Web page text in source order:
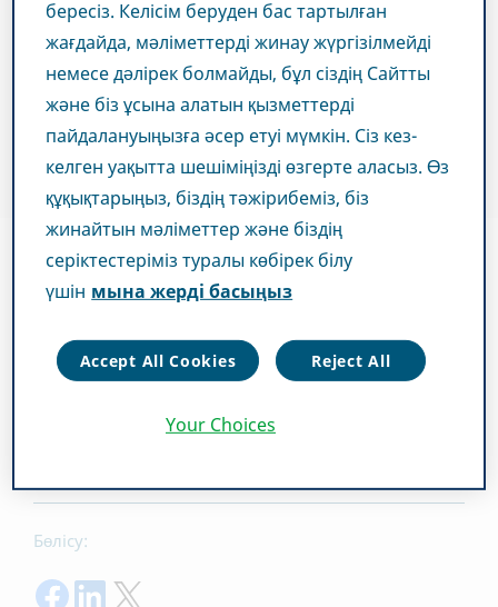
Teva компаниясы қауымдастықтардың, яғни біз өмір
дүниежүзіндегі адамдардың денсаулығын
жақсартуға қатысты мақсатымызды ұстанатын
қауымдастықтардың жалпы саулығын арттыруға
Бөлісу:
Share on Facebook
Share on LinkedIn
бересіз. Келісім беруден бас тартылған
жағдайда, мәліметтерді жинау жүргізілмейді
немесе дәлірек болмайды, бұл сіздің Сайтты
және біз ұсына алатын қызметтерді
пайдалануыңызға әсер етуі мүмкін. Сіз кез-
келген уақытта шешіміңізді өзгерте аласыз. Өз
құқықтарыңыз, біздің тәжірибеміз, біз
жинайтын мәліметтер және біздің
серіктестеріміз туралы көбірек білу
үшін мына жерді басыңыз
Accept All Cookies Reject All
Your Choices